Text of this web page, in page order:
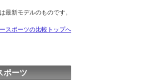
最新モデルのものです。
スポーツの比較トップへ
ポーツ